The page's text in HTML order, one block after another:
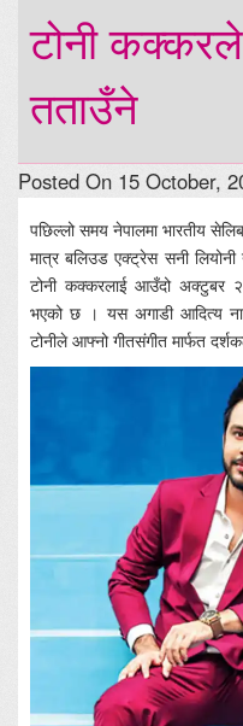
टोनी
तताउँने
Posted On 15 October,
पछिल्लो समय नेपालमा भारतीय
मात्र बलिउड एक्ट्रेस सनी
टोनी कक्करलाई आउँदो अक्टुबर
भएको छ । यस अगाडी आदित्य
टोनीले आफ्नो गीतसंगीत मार्फत